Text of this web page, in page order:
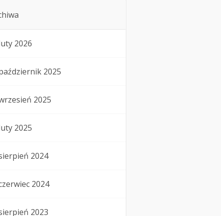
2026
2025
2025
2025
2024
2024
2023